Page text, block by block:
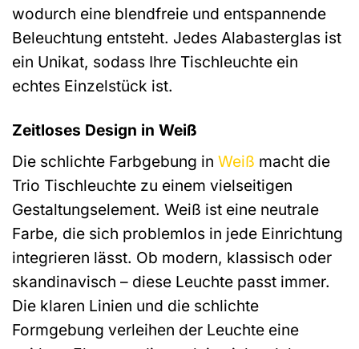
wodurch eine blendfreie und entspannende
Beleuchtung entsteht. Jedes Alabasterglas ist
ein Unikat, sodass Ihre Tischleuchte ein
echtes Einzelstück ist.
Zeitloses Design in Weiß
Die schlichte Farbgebung in Weiß macht die
Trio Tischleuchte zu einem vielseitigen
Gestaltungselement. Weiß ist eine neutrale
Farbe, die sich problemlos in jede Einrichtung
integrieren lässt. Ob modern, klassisch oder
skandinavisch – diese Leuchte passt immer.
Die klaren Linien und die schlichte
Formgebung verleihen der Leuchte eine